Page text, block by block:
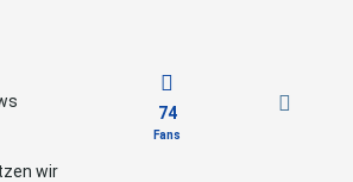
wir
74
Fans